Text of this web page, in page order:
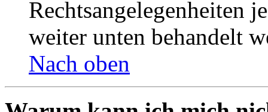
Rechtsangelegenheiten
weiter unten behandelt
Nach oben